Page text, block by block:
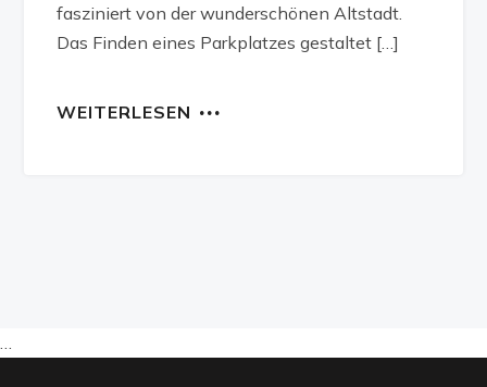
fasziniert von der wunderschönen Altstadt.
Das Finden eines Parkplatzes gestaltet […]
WEITERLESEN